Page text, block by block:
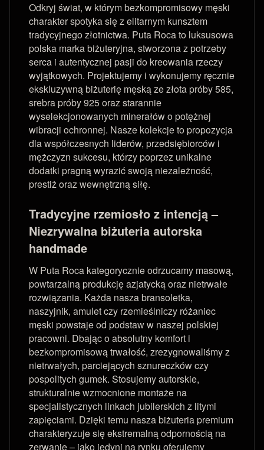
Odkryj świat, w którym bezkompromisowy męski
charakter spotyka się z elitarnym kunsztem
tradycyjnego złotnictwa. Puta Roca to luksusowa
polska marka biżuteryjna, stworzona z potrzeby
serca i autentycznej pasji do kreowania rzeczy
wyjątkowych. Projektujemy i wykonujemy ręcznie
ekskluzywną biżuterię męską ze złota próby 585,
srebra próby 925 oraz starannie
wyselekcjonowanych minerałów o potężnej
wibracji ochronnej. Nasze kolekcje to propozycja
dla współczesnych liderów, przedsiębiorców i
mężczyzn sukcesu, którzy poprzez unikalne
dodatki pragną wyrazić swoją niezależność,
prestiż oraz wewnętrzną siłę.
Tradycyjne rzemiosło z intencją –
Niezrywalna biżuteria autorska
handmade
W Puta Roca kategorycznie odrzucamy masową,
powtarzalną produkcję azjatycką oraz nietrwałe
rozwiązania. Każda nasza bransoletka,
naszyjnik, amulet czy rzemieślniczy różaniec
męski powstaje od podstaw w naszej polskiej
pracowni. Dbając o absolutny komfort i
bezkompromisową trwałość, zrezygnowaliśmy z
nietrwałych, parciejących sznureczków czy
pospolitych gumek. Stosujemy autorskie,
strukturalnie wzmocnione montaże na
specjalistycznych linkach jubilerskich z litymi
zapięciami. Dzięki temu nasza biżuteria premium
charakteryzuje się ekstremalną odpornością na
zerwanie – jako jedyni na rynku oferujemy